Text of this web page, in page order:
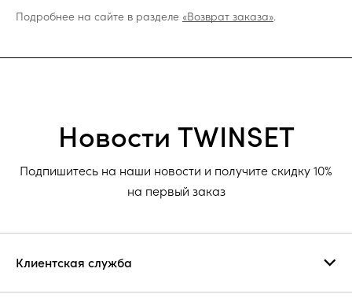
Подробнее на сайте в разделе «Возврат заказа».
Новости TWINSET
Подпишитесь на наши новости и получите скидку 10%
на первый заказ
Клиентская служба